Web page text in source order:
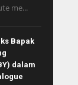
me...
Bapak
dalam